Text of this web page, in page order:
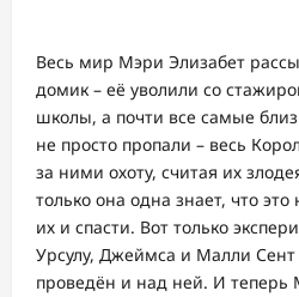
Весь мир Мэри Элизабет
домик – её уволили со
школы, а почти все самые
не просто пропали – весь
за ними охоту, считая их
только она одна знает, что
их и спасти. Вот только
Урсулу, Джеймса и Малли Сент
проведён и над ней. И